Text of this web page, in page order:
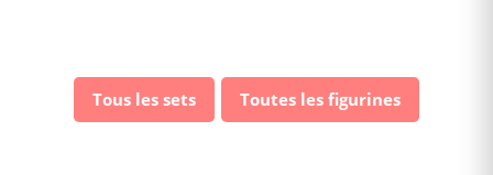
Tous les sets Toutes les figurines